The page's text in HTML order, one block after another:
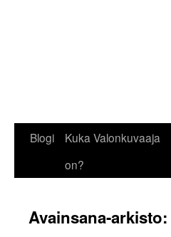
Blogi
Kuka Valonkuvaaja
on?
Avainsana-arkisto: